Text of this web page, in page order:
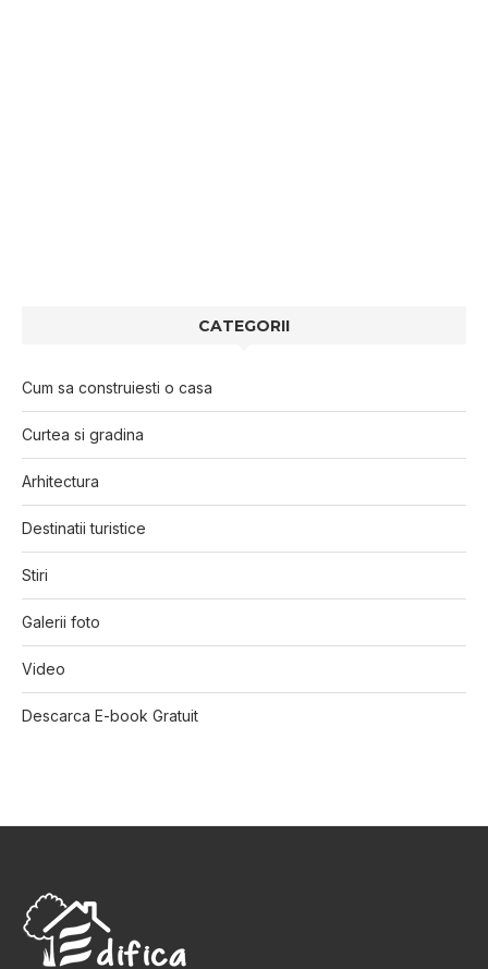
CATEGORII
Cum sa construiesti o casa
Curtea si gradina
Arhitectura
Destinatii turistice
Stiri
Galerii foto
Video
Descarca E-book Gratuit